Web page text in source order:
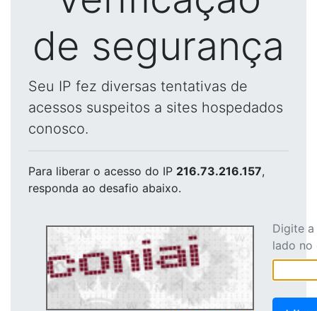
de segurança
Seu IP fez diversas tentativas de
acessos suspeitos a sites hospedados
conosco.
Para liberar o acesso do IP 216.73.216.157,
responda ao desafio abaixo.
Digite
lado no